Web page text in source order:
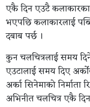
एकै दिन एउटै कलाकारका
भएपछि कलाकारलाई
दबाब पर्छ ।
कुन चलचित्रलाई समय
एउटालाई समय दिए
अर्का सिनेमाको
अभिनीत चलचित्र एकै